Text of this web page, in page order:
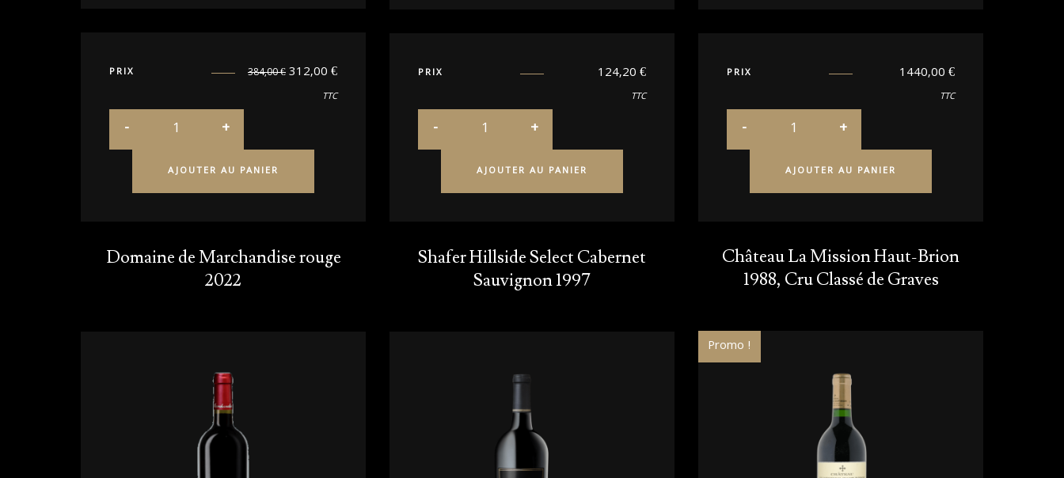
PRIX 384,00€312,00€
TTC
AJOUTER AU PANIER
PRIX 124,20€
TTC
AJOUTER AU PANIER
PRIX 1440,00€
TTC
AJOUTER AU PANIER
Domaine de Marchandise rouge
2022
Shafer Hillside Select Cabernet
Sauvignon 1997
Château La Mission Haut-Brion
1988, Cru Classé de Graves
Promo !